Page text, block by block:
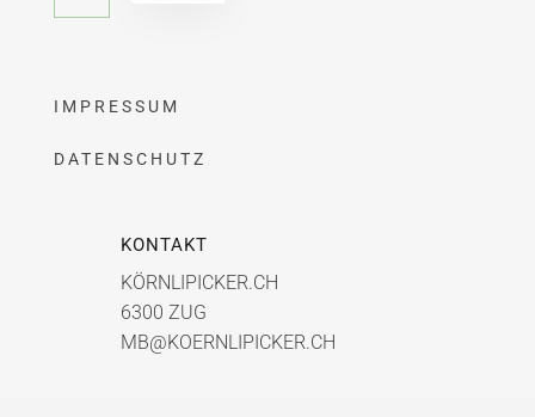
IMPRESSUM
DATENSCHUTZ
KONTAKT
KÖRNLIPICKER.CH
6300 ZUG
MB@KOERNLIPICKER.CH